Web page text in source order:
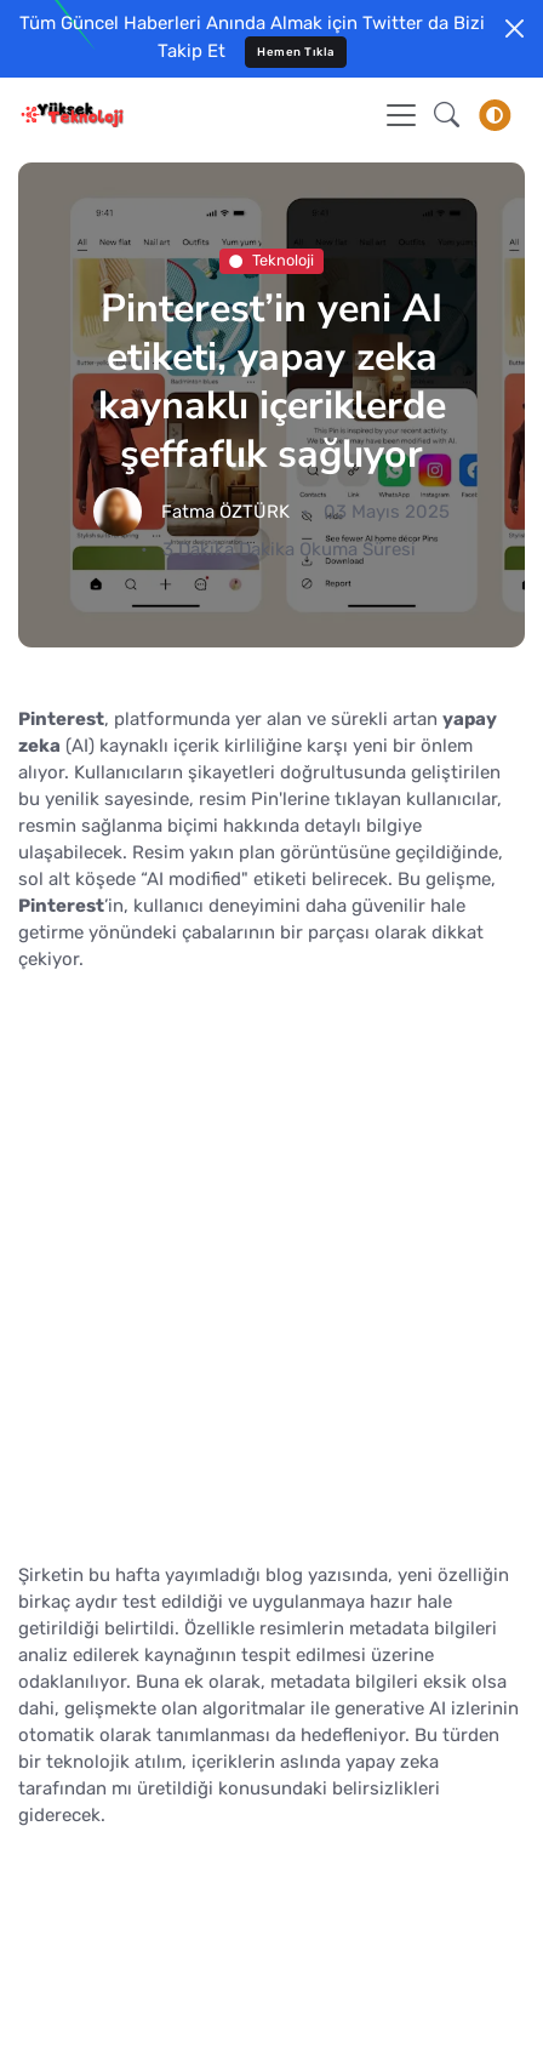
Tüm Güncel Haberleri Anında Almak için Twitter da Bizi
Takip Et
Hemen Tıkla
Teknoloji
Pinterest’in yeni AI
etiketi, yapay zeka
kaynaklı içeriklerde
şeffaflık sağlıyor
Fatma ÖZTÜRK
03 Mayıs 2025
3 Dakika Dakika Okuma Süresi
Pinterest, platformunda yer alan ve sürekli artan yapay
zeka (AI) kaynaklı içerik kirliliğine karşı yeni bir önlem
alıyor. Kullanıcıların şikayetleri doğrultusunda geliştirilen
bu yenilik sayesinde, resim Pin'lerine tıklayan kullanıcılar,
resmin sağlanma biçimi hakkında detaylı bilgiye
ulaşabilecek. Resim yakın plan görüntüsüne geçildiğinde,
sol alt köşede “AI modified" etiketi belirecek. Bu gelişme,
Pinterest’in, kullanıcı deneyimini daha güvenilir hale
getirme yönündeki çabalarının bir parçası olarak dikkat
çekiyor.
Şirketin bu hafta yayımladığı blog yazısında, yeni özelliğin
birkaç aydır test edildiği ve uygulanmaya hazır hale
getirildiği belirtildi. Özellikle resimlerin metadata bilgileri
analiz edilerek kaynağının tespit edilmesi üzerine
odaklanılıyor. Buna ek olarak, metadata bilgileri eksik olsa
dahi, gelişmekte olan algoritmalar ile generative AI izlerinin
otomatik olarak tanımlanması da hedefleniyor. Bu türden
bir teknolojik atılım, içeriklerin aslında yapay zeka
tarafından mı üretildiği konusundaki belirsizlikleri
giderecek.